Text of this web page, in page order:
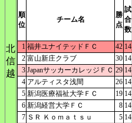
北
信
越
順
位
チーム名
勝
点
試
合
数
1 福井ユナイテッドＦＣ 42 14
2 富山新庄クラブ 30 14
3 JapanサッカーカレッジＦＣ 29 14
4 アルティスタ浅間 26 14
5 新潟医療福祉大学ＦＣ 19 14
6 新潟経営大学ＦＣ 8 14
7 ＳＲ Ｋｏｍａｔｓｕ 5 14